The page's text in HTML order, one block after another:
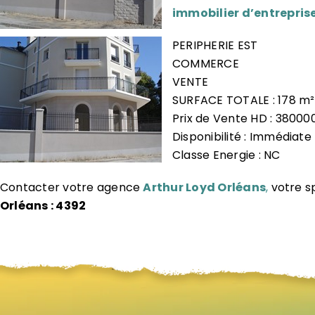
immobilier
PERIPHERIE EST
COMMERCE
VENTE
SURFACE TOTALE : 178 m²
Prix de Vente HD :
Disponibilité : Immédiate
Classe Energie : NC
Contacter votre agenceArthur Loyd Orléans, votre
Orléans : 4392